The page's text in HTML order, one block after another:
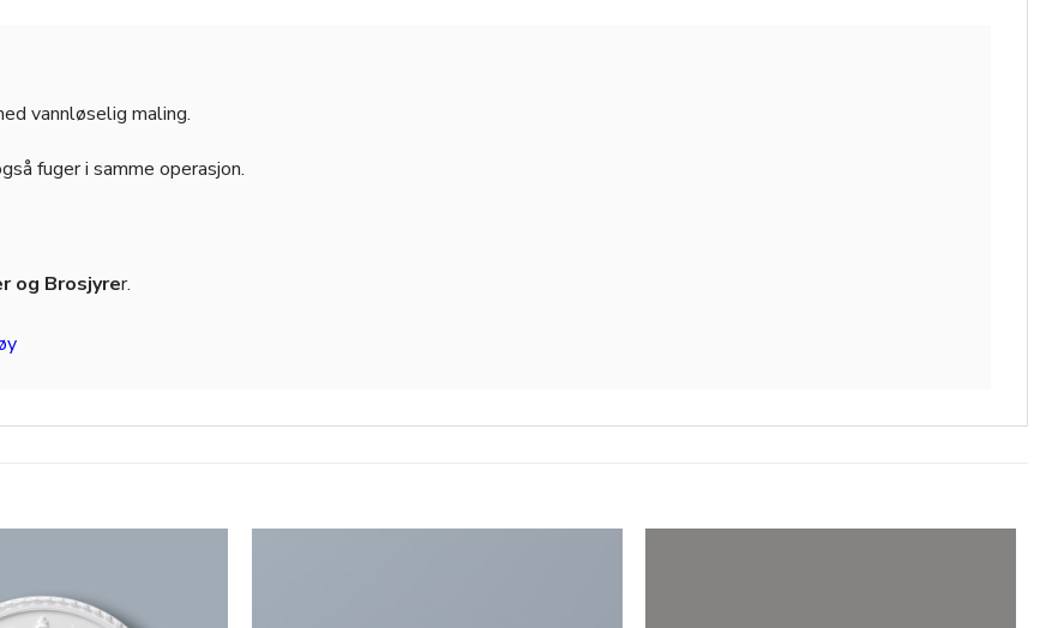
vannløselig maling.
fuger i samme operasjon.
og Brosjyrer.